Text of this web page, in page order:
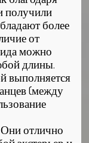
получили
более
от
можно
длины.
выполняется
(между
отлично